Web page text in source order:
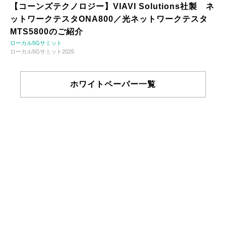
【コーンズテクノロジー】VIAVI Solutions社製 ネ
ットワークテスタONA800／光ネットワークテスタ
MTS5800のご紹介
ローカル5Gサミット
ローカル5Gサミット2025
ホワイトペーパー一覧